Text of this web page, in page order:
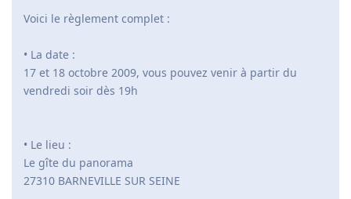
Voici le règlement complet :
• La date :
17 et 18 octobre 2009, vous pouvez venir à partir du
vendredi soir dès 19h
• Le lieu :
Le gîte du panorama
27310 BARNEVILLE SUR SEINE